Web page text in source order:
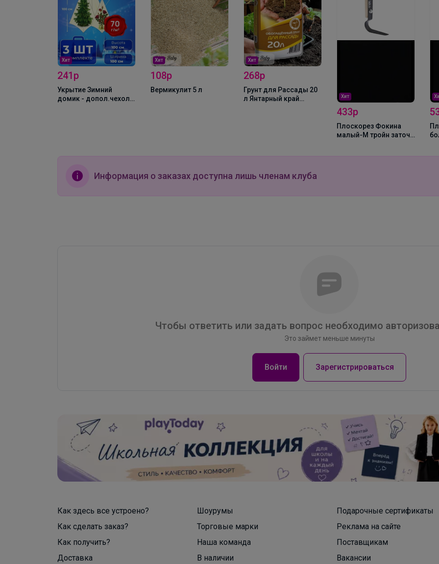
Хит
241р
Укрытие Зимний
домик - допол.чехол h
Хит
108р
Вермикулит 5 л
Хит
268р
Грунт для Рассады 20
л Янтарный край
Хит
433р
Плоскорез Фокина
малый-М тройн заточ
Информация о заказах доступна лишь членам клуба
Чтобы ответить или задать вопрос необходимо
Это займет меньше минуты
Войти Зарегистрироваться
Как здесь все устроено?
Как сделать заказ?
Как получить?
Доставка
Шоурумы
Торговые марки
Наша команда
В наличии
Подарочные сертификаты
Реклама на сайте
Поставщикам
Вакансии
Обувь от ARGO идеальна для повседневной